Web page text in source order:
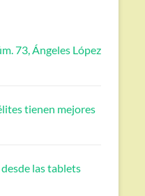
73, Ángeles López
tienen mejores
las tablets